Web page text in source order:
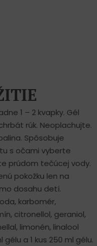
1 – 2 kvapky. Gél
rúk. Neoplachujte.
Spôsobuje
s očami vyberte
prúdom tečúcej vody.
pokožku len na
dosahu detí.
karbomér,
citronellol, geraniol,
limonén, linalool
a 1 kus 250 ml gélu.